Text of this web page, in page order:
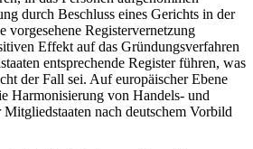
durch Beschluss eines Gerichts in der
vorgesehene Registervernetzung
Effekt auf das Gründungsverfahren
entsprechende Register führen, was
der Fall sei. Auf europäischer Ebene
Harmonisierung von Handels- und
Mitgliedstaaten nach deutschem Vorbild